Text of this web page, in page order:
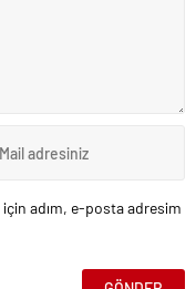
için adım, e-posta adresim